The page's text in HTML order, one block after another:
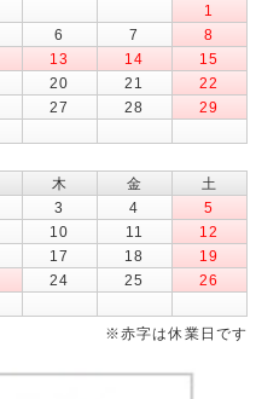
1
6 7
8
13 14
15
20 21
22
27 28
29
木 金
土
3 4
5
10 11
12
17 18
19
24 25
26
※赤字は休業日です